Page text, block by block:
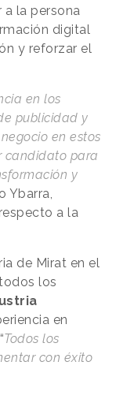
a la persona
digital
y reforzar el
en los
publicidad y
en estos
candidato para
y
Ybarra,
a la
de Mirat en el
los
en
Todos los
con éxito